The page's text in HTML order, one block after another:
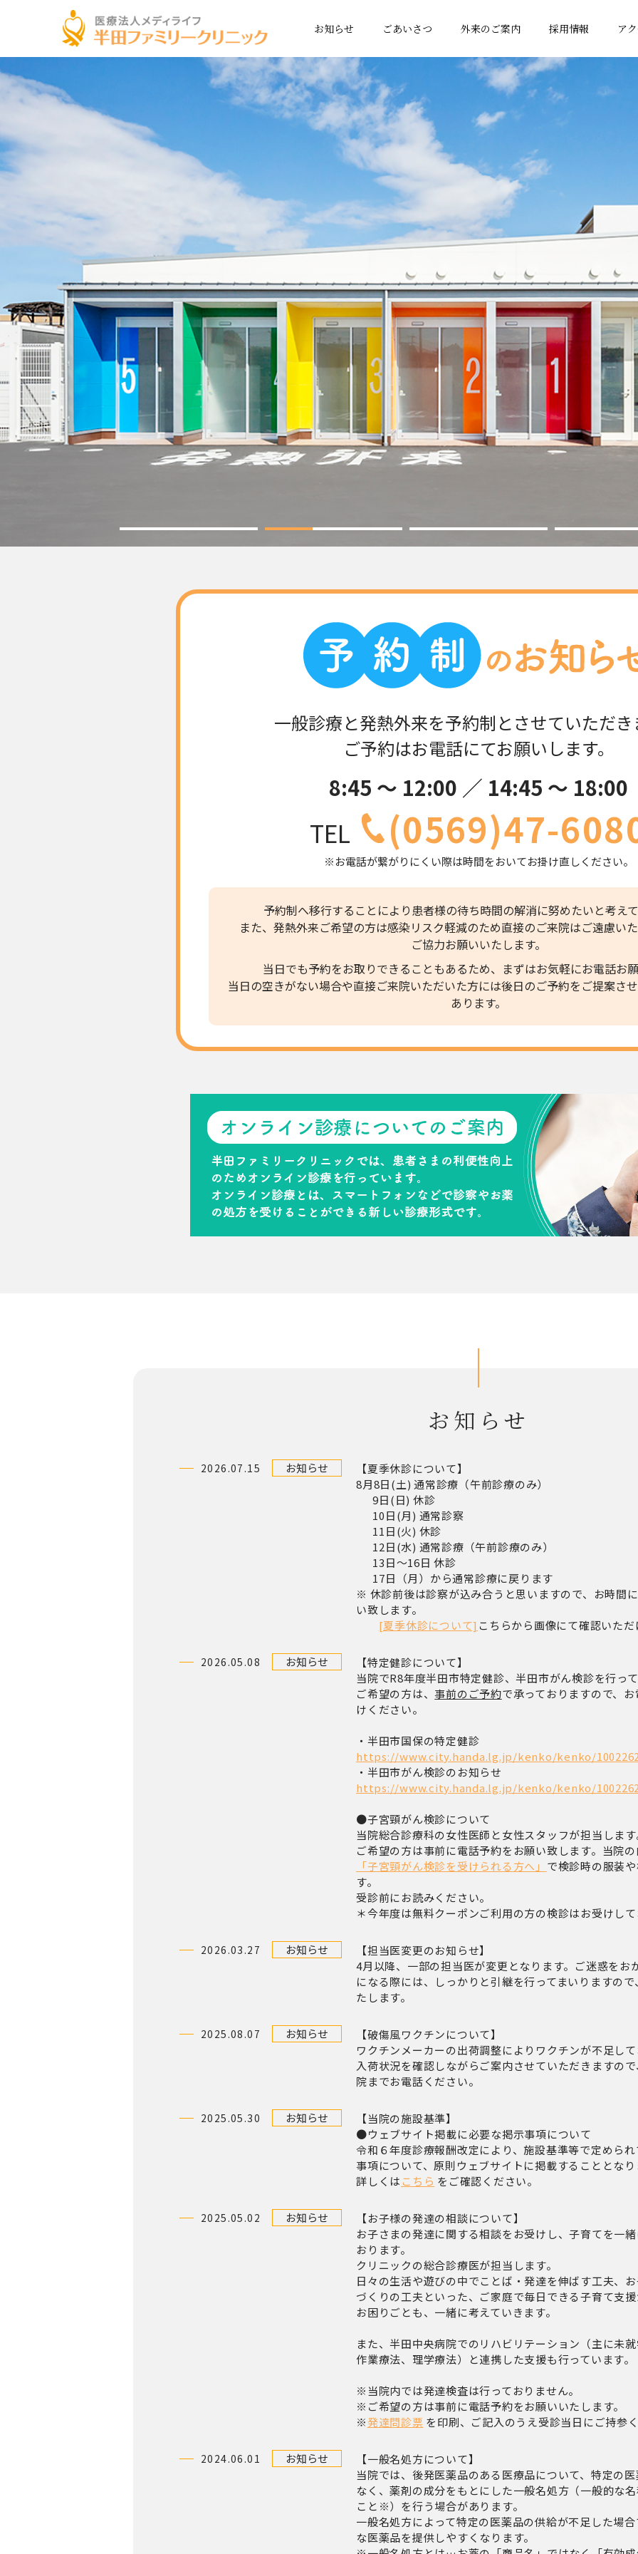
お知らせ ごあいさつ 外来のご案内 採用情報 ア
一般診療と発熱外来を予約制とさせていただき
ご予約はお電話にてお願いします。
8:45 ～ 12:00 ／ 14:45 ～ 18:00
TEL (0569)47-
※お電話が繋がりにくい際は時間をおいてお掛け直しください。
予約制へ移行することにより患者様の待ち時間の解消に努めたいと考えて
また、発熱外来ご希望の方は感染リスク軽減のため直接のご来院はご遠慮いた
ご協力お願いいたします。
当日でも予約をお取りできることもあるため、まずはお気軽にお電話お願
当日の空きがない場合や直接ご来院いただいた方には後日のご予約をご提案さ
あります。
お知らせ
2026.07.15 お知らせ
【夏季休診について】
8月8日(土) 通常診療（午前診療のみ）
9日(日) 休診
10日(月) 通常診察
11日(火) 休診
12日(水) 通常診療（午前診療のみ）
13日～16日 休診
17日（月）から通常診療に戻ります
※ 休診前後は診察が込み合うと思いますので、お時間
い致します。
[夏季休診について] こちらから画像にて確認いただ
2026.05.08 お知らせ
【特定健診について】
当院でR8年度半田市特定健診、半田市がん検診を行って
ご希望の方は、事前のご予約で承っておりますので、
けください。
・半田市国保の特定健診
https://www.city.handa.lg.jp/kenko/kenko/
・半田市がん検診のお知らせ
https://www.city.handa.lg.jp/kenko/kenko/
●子宮頸がん検診について
当院総合診療科の女性医師と女性スタッフが担当します
ご希望の方は事前に電話予約をお願い致します。当院
「子宮頸がん検診を受けられる方へ」 で検診時の服装
す。
受診前にお読みください。
＊今年度は無料クーポンご利用の方の検診はお受けして
2026.03.27 お知らせ
【担当医変更のお知らせ】
4月以降、一部の担当医が変更となります。ご迷惑をお
になる際には、しっかりと引継を行ってまいりますの
たします。
2025.08.07 お知らせ
【破傷風ワクチンについて】
ワクチンメーカーの出荷調整によりワクチンが不足して
入荷状況を確認しながらご案内させていただきますの
院までお電話ください。
2025.05.30 お知らせ
【当院の施設基準】
●ウェブサイト掲載に必要な掲示事項について
令和６年度診療報酬改定により、施設基準等で定めら
事項について、原則ウェブサイトに掲載することとなり
詳しくは こちら をご確認ください。
2025.05.02 お知らせ
【お子様の発達の相談について】
お子さまの発達に関する相談をお受けし、子育てを一
おります。
クリニックの総合診療医が担当します。
日々の生活や遊びの中でことば・発達を伸ばす工夫、
づくりの工夫といった、ご家庭で毎日できる子育て支援
お困りごとも、一緒に考えていきます。
また、半田中央病院でのリハビリテーション（主に未就
作業療法、理学療法）と連携した支援も行っています。
※当院内では発達検査は行っておりません。
※ご希望の方は事前に電話予約をお願いいたします。
※発達問診票 を印刷、ご記入のうえ受診当日にご持参く
2024.06.01 お知らせ
【一般名処方について】
当院では、後発医薬品のある医療品について、特定の
なく、薬剤の成分をもとにした一般名処方（一般的な
こと※）を行う場合があります。
一般名処方によって特定の医薬品の供給が不足した場
な医薬品を提供しやすくなります。